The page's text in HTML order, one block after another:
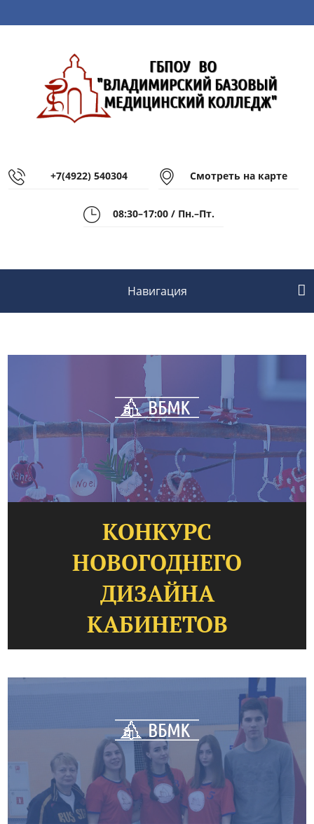
+7(4922) 540304 Смотреть на карте
08:30–17:00 / Пн.–Пт.
Навигация
КОНКУРС
НОВОГОДНЕГО
ДИЗАЙНА
КАБИНЕТОВ